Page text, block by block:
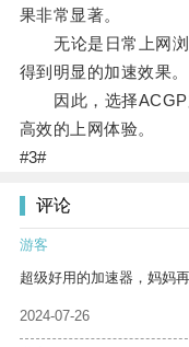
果非常显著。
无论是日常上网浏
得到明显的加速效果。
因此，选择ACGP
高效的上网体验。
#3#
评论
游客
超级好用的加速器，妈妈
2024-07-26